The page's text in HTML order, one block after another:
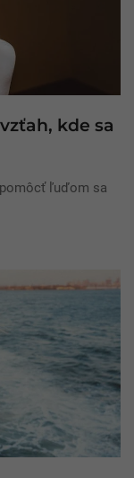
kde sa
ľuďom sa